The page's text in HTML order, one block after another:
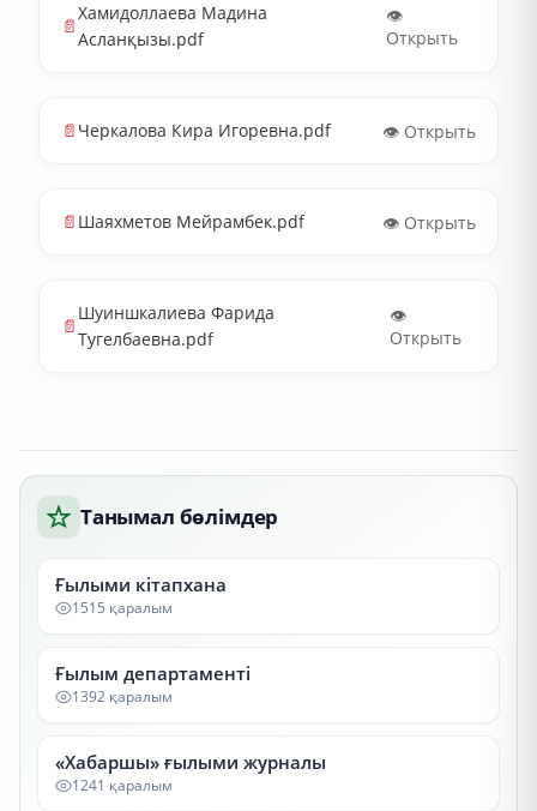
📄
Хамидоллаева Мадина
Асланқызы.pdf
👁️
Открыть
📄 Черкалова Кира Игоревна.pdf 👁️ Открыть
📄 Шаяхметов Мейрамбек.pdf 👁️ Открыть
📄
Шуиншкалиева Фарида
Тугелбаевна.pdf
👁️
Открыть
Танымал бөлімдер
Ғылыми кітапхана
1515 қаралым
Ғылым департаменті
1392 қаралым
«Хабаршы» ғылыми журналы
1241 қаралым